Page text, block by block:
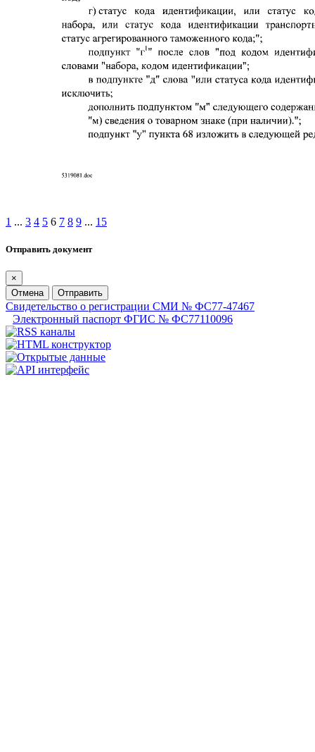
1 ... 3 4 5 6 7 8 9 ... 15
Отправить документ
×
Отмена
Отправить
Свидетельство о регистрации СМИ № ФС77-47467
Электронный паспорт ФГИС № ФС77110096